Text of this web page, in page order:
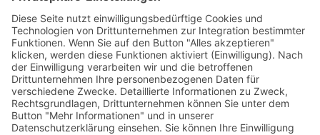
Podcasts, Themen und Informationen.
Entdecken Sie unser Forum für Medien, Bildung
und Demokratie - jederzeit und überall
verfügbar.
Mehr erfahren